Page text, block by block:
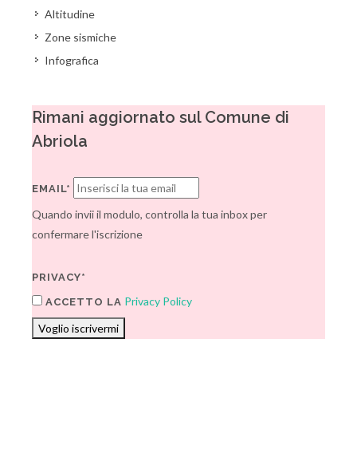
Altitudine
Zone sismiche
Infografica
Rimani aggiornato sul Comune di
Abriola
EMAIL*
Quando invii il modulo, controlla la tua inbox per
confermare l'iscrizione
PRIVACY*
ACCETTO LA Privacy Policy
Voglio iscrivermi